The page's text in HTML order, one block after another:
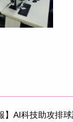
】AI科技助攻排